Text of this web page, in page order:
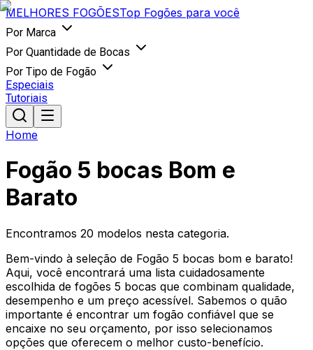
MELHORES FOGÕESTop Fogões para você
Por Marca
Por Quantidade de Bocas
Por Tipo de Fogão
Especiais
Tutoriais
Home
Fogão 5 bocas Bom e
Barato
Encontramos 20 modelos nesta categoria.
Bem-vindo à seleção de Fogão 5 bocas bom e barato!
Aqui, você encontrará uma lista cuidadosamente
escolhida de fogões 5 bocas que combinam qualidade,
desempenho e um preço acessível. Sabemos o quão
importante é encontrar um fogão confiável que se
encaixe no seu orçamento, por isso selecionamos
opções que oferecem o melhor custo-benefício.